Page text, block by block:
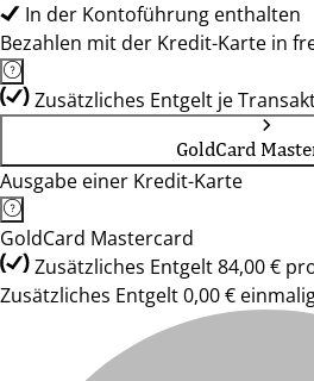
In der Kontoführung enthalten
Bezahlen mit der Kredit-Karte in
Zusätzliches Entgelt je
GoldCard
Ausgabe einer Kredit-Karte
GoldCard Mastercard
Zusätzliches Entgelt 84,00 €
Zusätzliches Entgelt 0,00 €